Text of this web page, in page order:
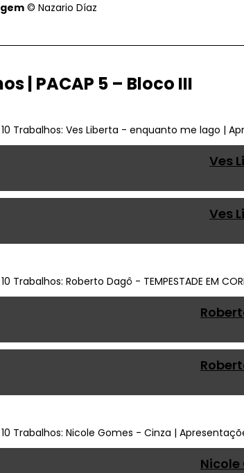
© Nazario Díaz
| PACAP 5 – Bloco III
Ves
Ves
Nicole